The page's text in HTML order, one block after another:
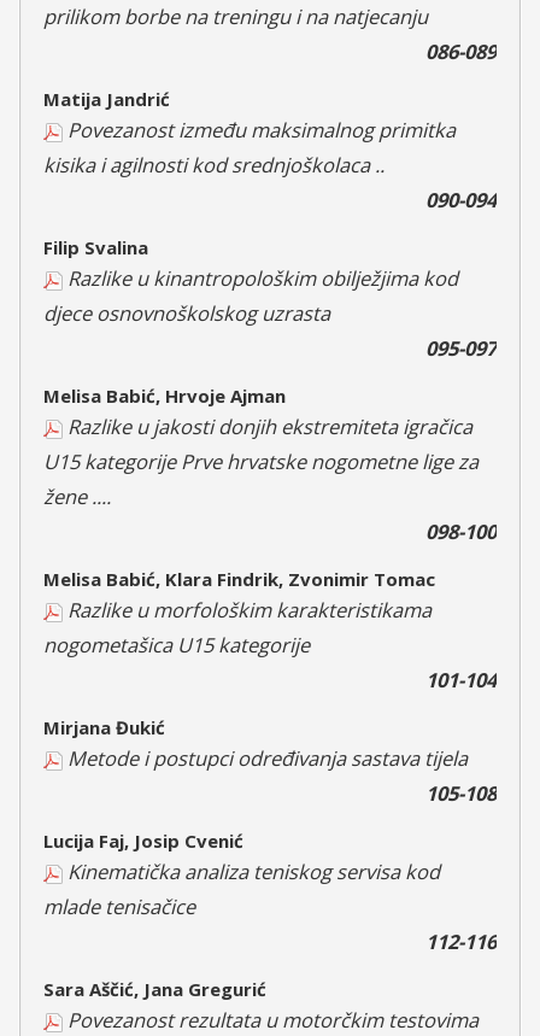
prilikom borbe na treningu i na natjecanju
086-089
Matija Jandrić
Povezanost između maksimalnog primitka
kisika i agilnosti kod srednjoškolaca ..
090-094
Filip Svalina
Razlike u kinantropološkim obilježjima kod
djece osnovnoškolskog uzrasta
095-097
Melisa Babić, Hrvoje Ajman
Razlike u jakosti donjih ekstremiteta igračica
U15 kategorije Prve hrvatske nogometne lige za
žene ....
098-100
Melisa Babić, Klara Findrik, Zvonimir Tomac
Razlike u morfološkim karakteristikama
nogometašica U15 kategorije
101-104
Mirjana Đukić
Metode i postupci određivanja sastava tijela
105-108
Lucija Faj, Josip Cvenić
Kinematička analiza teniskog servisa kod
mlade tenisačice
112-116
Sara Aščić, Jana Gregurić
Povezanost rezultata u motorčkim testovima